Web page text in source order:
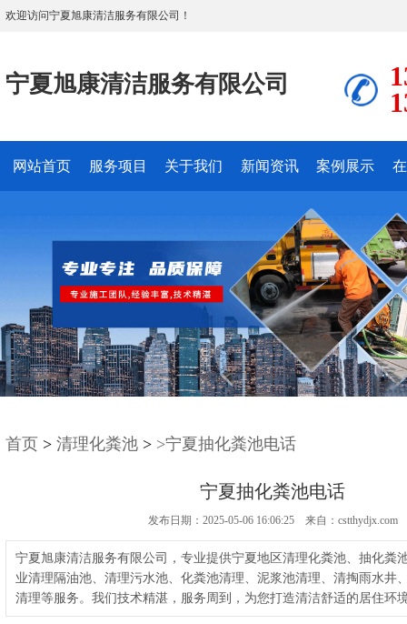
欢迎访问宁夏旭康清洁服务有限公司！
宁夏旭康清洁服务有限公司
网站首页 服务项目 关于我们 新闻资讯 案例展示
首页 > 清理化粪池 > >宁夏抽化粪池电话
宁夏抽化粪池电话
发布日期：2025-05-06 16:06:25 来自：cstthydjx.com
宁夏旭康清洁服务有限公司，专业提供宁夏地区清理化粪池、抽化粪
业清理隔油池、清理污水池、化粪池清理、泥浆池清理、清掏雨水井
清理等服务。我们技术精湛，服务周到，为您打造清洁舒适的居住环